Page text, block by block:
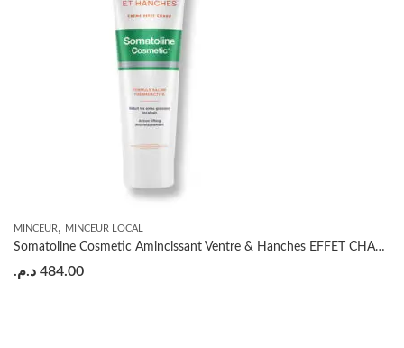
MINCEUR, MINCEUR LOCAL
Somatoline Cosmetic Amincissant Ventre & Hanches EFFET CHAUD 250ml
484.00 د.م.